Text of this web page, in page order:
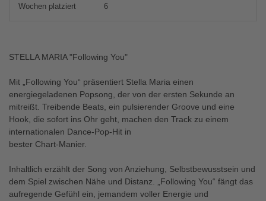
Wochen platziert
6
STELLA MARIA "Following You"
Mit „Following You“ präsentiert Stella Maria einen
energiegeladenen Popsong, der von der ersten Sekunde an
mitreißt. Treibende Beats, ein pulsierender Groove und eine
Hook, die sofort ins Ohr geht, machen den Track zu einem
internationalen Dance-Pop-Hit in
bester Chart-Manier.
Inhaltlich erzählt der Song von Anziehung, Selbstbewusstsein und
dem Spiel zwischen Nähe und Distanz. „Following You“ fängt das
aufregende Gefühl ein, jemandem voller Energie und